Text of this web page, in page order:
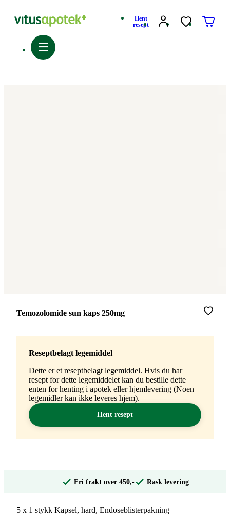
Hent
resept
Merke:
Temozolomide sun kaps 250mg
Reseptbelagt legemiddel
Dette er et reseptbelagt legemiddel. Hvis du har
resept for dette legemiddelet kan du bestille dette
enten for henting i apotek eller hjemlevering (Noen
legemidler kan ikke leveres hjem).
Hent resept
Fri frakt over 450,- Rask levering
5 x 1 stykk Kapsel, hard, Endoseblisterpakning